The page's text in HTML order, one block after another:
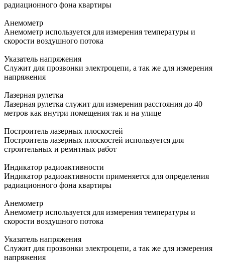
радиационного фона квартиры
Анемометр
Анемометр используется для измерения температуры и
скорости воздушного потока
Указатель напряжения
Служит для прозвонки электроцепи, а так же для измерения
напряжения
Лазерная рулетка
Лазерная рулетка служит для измерения расстояния до 40
метров как внутри помещения так и на улице
Построитель лазерных плоскостей
Построитель лазерных плоскостей используется для
строительных и ремнтных работ
Индикатор радиоактивности
Индикатор радиоактивности применяется для определения
радиационного фона квартиры
Анемометр
Анемометр используется для измерения температуры и
скорости воздушного потока
Указатель напряжения
Служит для прозвонки электроцепи, а так же для измерения
напряжения